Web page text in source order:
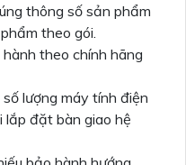
thông số sản phẩm
theo gói.
theo chính hãng
lượng máy tính điện
lắp đặt bàn giao hệ